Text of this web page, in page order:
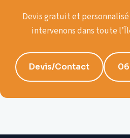
Devis gratuit et personnalisé
intervenons dans toute
Devis/Contact